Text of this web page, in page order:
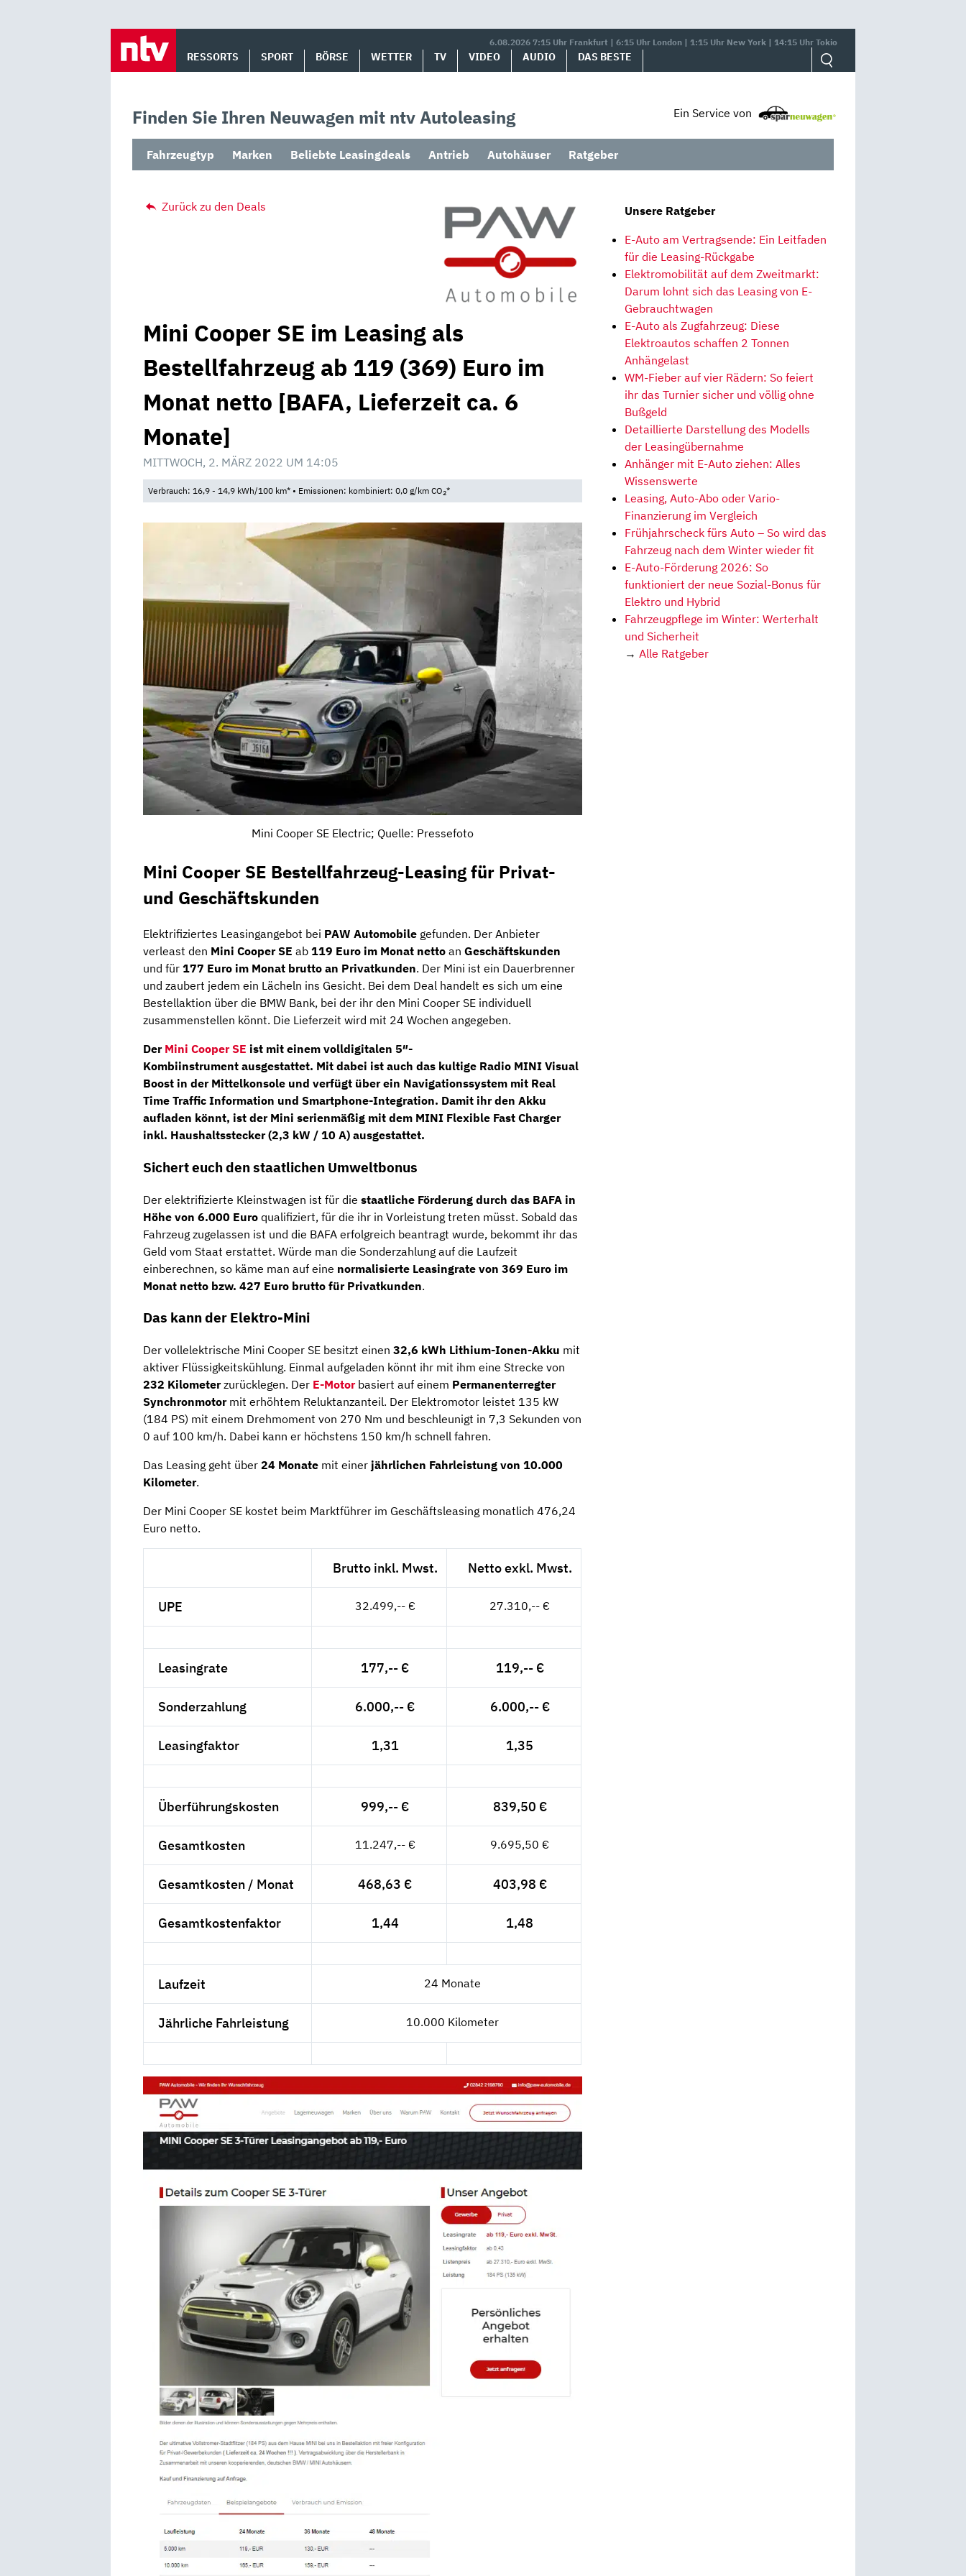
6.08.2026 7:15 Uhr Frankfurt | 6:15 Uhr London | 1:15 Uhr New York | 14:15 Uhr Tokio
RESSORTS SPORT BÖRSE WETTER TV VIDEO AUDIO DAS BESTE
Finden Sie Ihren Neuwagen mit ntv Autoleasing Ein Service von
Fahrzeugtyp Marken Beliebte Leasingdeals Antrieb Autohäuser Ratgeber
Zurück zu den Deals
Mini Cooper SE im Leasing als
Bestellfahrzeug ab 119 (369) Euro im
Monat netto [BAFA, Lieferzeit ca. 6
Monate]
MITTWOCH, 2. MÄRZ 2022 UM 14:05
Verbrauch: 16,9 - 14,9 kWh/100 km* • Emissionen: kombiniert: 0,0 g/km CO2*
Mini Cooper SE Electric; Quelle: Pressefoto
Mini Cooper SE Bestellfahrzeug-Leasing für Privat-
und Geschäftskunden
Elektrifiziertes Leasingangebot bei PAW Automobile gefunden. Der Anbieter
verleast den Mini Cooper SE ab 119 Euro im Monat netto an Geschäftskunden
und für 177 Euro im Monat brutto an Privatkunden. Der Mini ist ein Dauerbrenner
und zaubert jedem ein Lächeln ins Gesicht. Bei dem Deal handelt es sich um eine
Bestellaktion über die BMW Bank, bei der ihr den Mini Cooper SE individuell
zusammenstellen könnt. Die Lieferzeit wird mit 24 Wochen angegeben.
Der Mini Cooper SE ist mit einem volldigitalen 5″-
Kombiinstrument ausgestattet. Mit dabei ist auch das kultige Radio MINI Visual
Boost in der Mittelkonsole und verfügt über ein Navigationssystem mit Real
Time Traffic Information und Smartphone-Integration. Damit ihr den Akku
aufladen könnt, ist der Mini serienmäßig mit dem MINI Flexible Fast Charger
inkl. Haushaltsstecker (2,3 kW / 10 A) ausgestattet.
Sichert euch den staatlichen Umweltbonus
Der elektrifizierte Kleinstwagen ist für die staatliche Förderung durch das BAFA in
Höhe von 6.000 Euro qualifiziert, für die ihr in Vorleistung treten müsst. Sobald das
Fahrzeug zugelassen ist und die BAFA erfolgreich beantragt wurde, bekommt ihr das
Geld vom Staat erstattet. Würde man die Sonderzahlung auf die Laufzeit
einberechnen, so käme man auf eine normalisierte Leasingrate von 369 Euro im
Monat netto bzw. 427 Euro brutto für Privatkunden.
Das kann der Elektro-Mini
Der vollelektrische Mini Cooper SE besitzt einen 32,6 kWh Lithium-Ionen-Akku mit
aktiver Flüssigkeitskühlung. Einmal aufgeladen könnt ihr mit ihm eine Strecke von
232 Kilometerzurücklegen. Der E-Motorbasiert auf einem Permanenterregter
Synchronmotor mit erhöhtem Reluktanzanteil. Der Elektromotor leistet 135 kW
(184 PS) mit einem Drehmoment von 270 Nm und beschleunigt in 7,3 Sekunden von
0 auf 100 km/h. Dabei kann er höchstens 150 km/h schnell fahren.
Das Leasing geht über 24 Monate mit einer jährlichen Fahrleistung von 10.000
Kilometer.
Der Mini Cooper SE kostet beim Marktführer im Geschäftsleasing monatlich 476,24
Euro netto.
Brutto inkl. Mwst. Netto exkl. Mwst.
UPE 32.499,-- € 27.310,-- €
Leasingrate 177,-- € 119,-- €
Sonderzahlung 6.000,-- € 6.000,-- €
Leasingfaktor 1,31 1,35
Überführungskosten 999,-- € 839,50 €
Gesamtkosten 11.247,-- € 9.695,50 €
Gesamtkosten / Monat 468,63 € 403,98 €
Gesamtkostenfaktor 1,44 1,48
Laufzeit 24 Monate
Jährliche Fahrleistung 10.000 Kilometer
Unsere Ratgeber
E-Auto am Vertragsende: Ein Leitfaden
für die Leasing-Rückgabe
Elektromobilität auf dem Zweitmarkt:
Darum lohnt sich das Leasing von E-
Gebrauchtwagen
E-Auto als Zugfahrzeug: Diese
Elektroautos schaffen 2 Tonnen
Anhängelast
WM-Fieber auf vier Rädern: So feiert
ihr das Turnier sicher und völlig ohne
Bußgeld
Detaillierte Darstellung des Modells
der Leasingübernahme
Anhänger mit E-Auto ziehen: Alles
Wissenswerte
Leasing, Auto-Abo oder Vario-
Finanzierung im Vergleich
Frühjahrscheck fürs Auto – So wird das
Fahrzeug nach dem Winter wieder fit
E-Auto-Förderung 2026: So
funktioniert der neue Sozial-Bonus für
Elektro und Hybrid
Fahrzeugpflege im Winter: Werterhalt
und Sicherheit
→ Alle Ratgeber